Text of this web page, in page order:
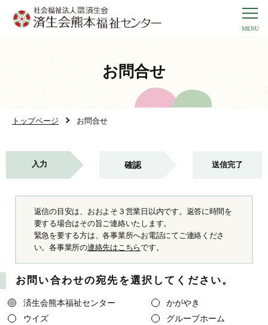
お問合せ
トップページ お問合せ
入力 確認 送信完了
返信の目安は、おおよそ３営業日以内です。返答に時間を
要する場合はその旨ご連絡いたします。
緊急を要する方は、各事業所へお電話にてご連絡くださ
い。各事業所の連絡先はこちらです。
お問い合わせの宛先を選択してください。
済生会熊本福祉センター
ウイズ
かがやき
グループホーム